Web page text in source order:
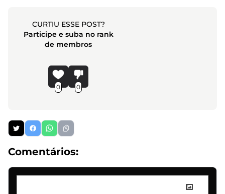
CURTIU ESSE POST?
Participe e suba no rank
de membros
0 0
Comentários: